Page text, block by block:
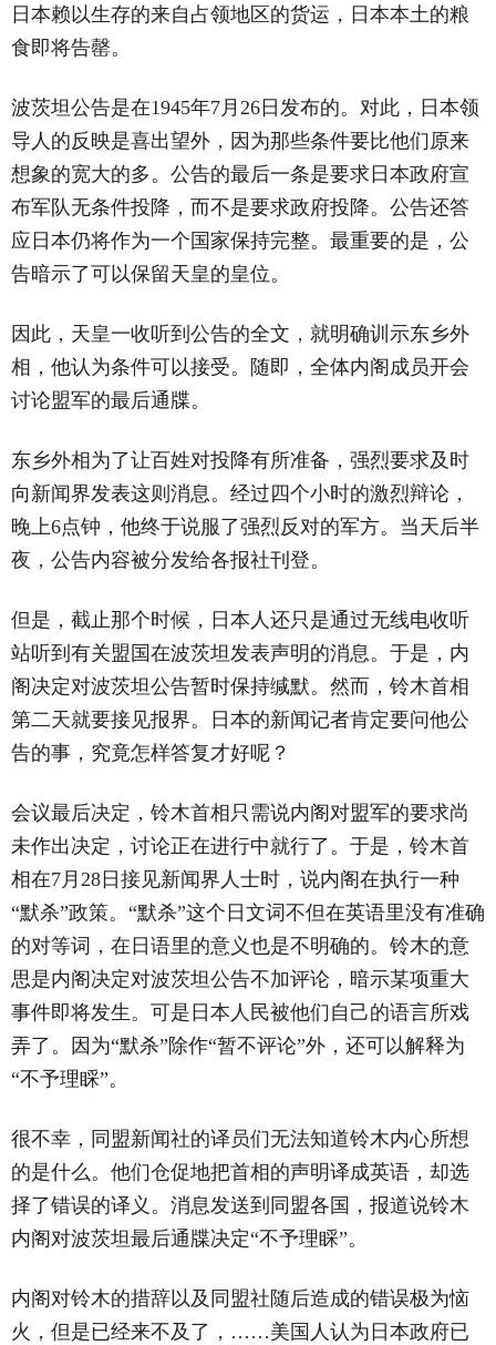
日本赖以生存的来自占领地区的货运，日本本土的粮
食即将告罄。
波茨坦公告是在1945年7月26日发布的。对此，日本领
导人的反映是喜出望外，因为那些条件要比他们原来
想象的宽大的多。公告的最后一条是要求日本政府宣
布军队无条件投降，而不是要求政府投降。公告还答
应日本仍将作为一个国家保持完整。最重要的是，公
告暗示了可以保留天皇的皇位。
因此，天皇一收听到公告的全文，就明确训示东乡外
相，他认为条件可以接受。随即，全体内阁成员开会
讨论盟军的最后通牒。
东乡外相为了让百姓对投降有所准备，强烈要求及时
向新闻界发表这则消息。经过四个小时的激烈辩论，
晚上6点钟，他终于说服了强烈反对的军方。当天后半
夜，公告内容被分发给各报社刊登。
但是，截止那个时候，日本人还只是通过无线电收听
站听到有关盟国在波茨坦发表声明的消息。于是，内
阁决定对波茨坦公告暂时保持缄默。然而，铃木首相
第二天就要接见报界。日本的新闻记者肯定要问他公
告的事，究竟怎样答复才好呢？
会议最后决定，铃木首相只需说内阁对盟军的要求尚
未作出决定，讨论正在进行中就行了。于是，铃木首
相在7月28日接见新闻界人士时，说内阁在执行一种
“默杀”政策。“默杀”这个日文词不但在英语里没有准确
的对等词，在日语里的意义也是不明确的。铃木的意
思是内阁决定对波茨坦公告不加评论，暗示某项重大
事件即将发生。可是日本人民被他们自己的语言所戏
弄了。因为“默杀”除作“暂不评论”外，还可以解释为
“不予理睬”。
很不幸，同盟新闻社的译员们无法知道铃木内心所想
的是什么。他们仓促地把首相的声明译成英语，却选
择了错误的译义。消息发送到同盟各国，报道说铃木
内阁对波茨坦最后通牒决定“不予理睬”。
内阁对铃木的措辞以及同盟社随后造成的错误极为恼
火，但是已经来不及了，……美国人认为日本政府已